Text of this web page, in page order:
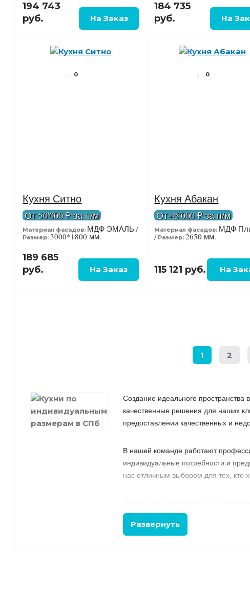
194 743
руб.
184 735
руб.
0
Кухня Ситно
От 50'000 ₽ за п/м
Материал фасадов: МДФ ЭМАЛЬ
Размер: 3000*1800 мм.
189 685
руб.
0
Кухня Абакан
От 45'000 ₽ за п/м
Материал фасадов: МДФ
Размер: 2650 мм.
115 121 руб.
1 2
Создание идеального
качественные решения для наших
предоставлении качественных и
В нашей команде работают
индивидуальные потребности и
нас отличным выбором для тех, кто
по индивидуальным размерам
Развернуть